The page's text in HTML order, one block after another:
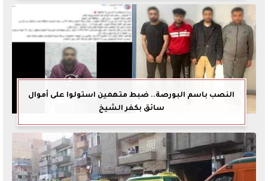
النصب باسم البورصة.. ضبط متهمين استولوا على أموال
سائق بكفر الشيخ